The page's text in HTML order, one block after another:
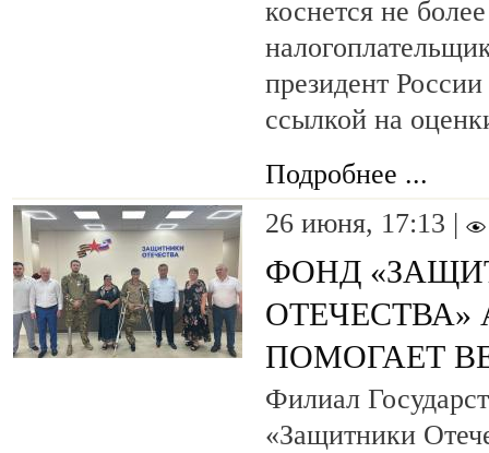
коснется не
президент
ссылкой на
Подробнее ...
26 июня, 17:13 |
ФОНД
ОТЕЧЕСТВА»
ПОМОГАЕТ
Филиал
«Защитники